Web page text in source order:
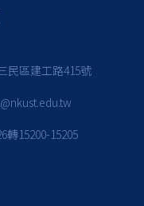
民區建工路415號
轉15200-15205